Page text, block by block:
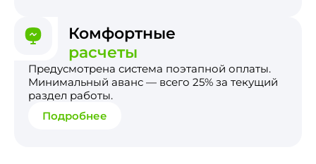
Комфортные
расчеты
Предусмотрена система поэтапной оплаты.
Минимальный аванс — всего 25% за текущий
раздел работы.
Подробнее